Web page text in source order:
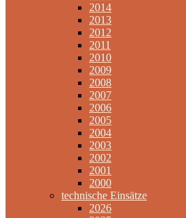
2014
2013
2012
2011
2010
2009
2008
2007
2006
2005
2004
2003
2002
2001
2000
technische Einsätze
2026